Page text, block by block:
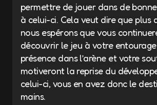
permettre de jouer dans de
à celui-ci. Cela veut dire que plus
nous espérons que vous
découvrir le jeu à votre entourage
présence dans l’arène et votre
motiveront la reprise du
celui-ci, vous en avez donc le
mains.